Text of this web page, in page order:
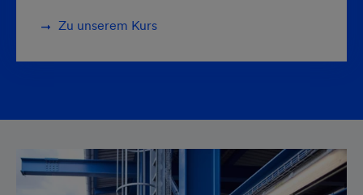
Zu unserem Kurs